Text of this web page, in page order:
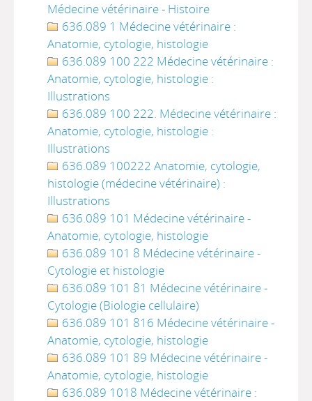
Médecine vétérinaire - Histoire
636.089 1 Médecine vétérinaire :
Anatomie, cytologie, histologie
636.089 100 222 Médecine vétérinaire :
Anatomie, cytologie, histologie :
Illustrations
636.089 100 222. Médecine vétérinaire :
Anatomie, cytologie, histologie :
Illustrations
636.089 100222 Anatomie, cytologie,
histologie (médecine vétérinaire) :
Illustrations
636.089 101 Médecine vétérinaire -
Anatomie, cytologie, histologie
636.089 101 8 Médecine vétérinaire -
Cytologie et histologie
636.089 101 81 Médecine vétérinaire -
Cytologie (Biologie cellulaire)
636.089 101 816 Médecine vétérinaire -
Anatomie, cytologie, histologie
636.089 101 89 Médecine vétérinaire -
Anatomie, cytologie, histologie
636.089 1018 Médecine vétérinaire :